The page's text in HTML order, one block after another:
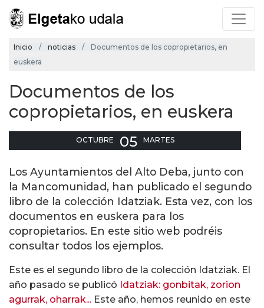
Inicio noticias
Documentos de los copropietarios, en
euskera
Documentos de los
copropietarios, en euskera
OCTUBRE 05 MARTES
Los Ayuntamientos del Alto Deba, junto con
la Mancomunidad, han publicado el segundo
libro de la colección Idatziak. Esta vez, con los
documentos en euskera para los
copropietarios. En este sitio web podréis
consultar todos los ejemplos.
Este es el segundo libro de la colección Idatziak. El
año pasado se publicó Idatziak: gonbitak, zorion
agurrak, oharrak... Este año, hemos reunido en este